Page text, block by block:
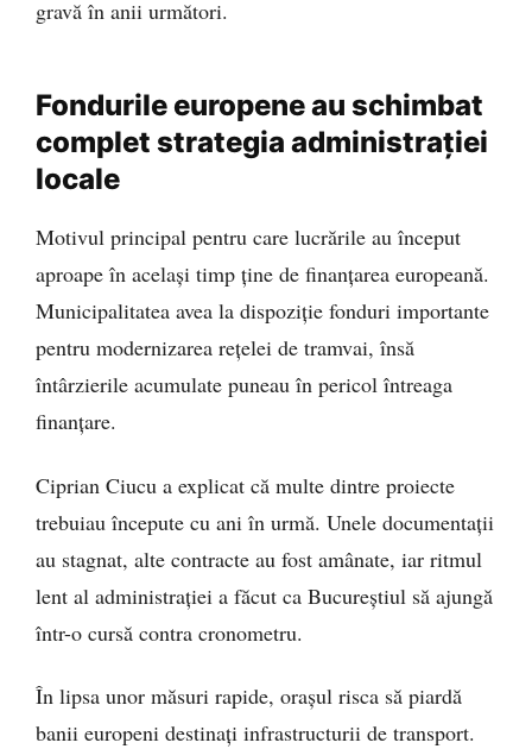
gravă în anii următori.
Fondurile europene au schimbat
complet strategia administrației
locale
Motivul principal pentru care lucrările au început
aproape în același timp ține de finanțarea europeană.
Municipalitatea avea la dispoziție fonduri importante
pentru modernizarea rețelei de tramvai, însă
întârzierile acumulate puneau în pericol întreaga
finanțare.
Ciprian Ciucu a explicat că multe dintre proiecte
trebuiau începute cu ani în urmă. Unele documentații
au stagnat, alte contracte au fost amânate, iar ritmul
lent al administrației a făcut ca Bucureștiul să ajungă
într-o cursă contra cronometru.
În lipsa unor măsuri rapide, orașul risca să piardă
banii europeni destinați infrastructurii de transport.